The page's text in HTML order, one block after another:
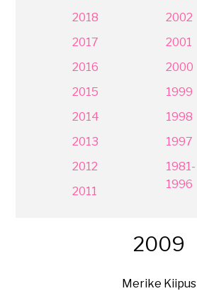
2018
2017
2016
2015
2014
2013
2012
2011
2002
2001
2000
1999
1998
1997
1981-
1996
2009
Merike Kiipus